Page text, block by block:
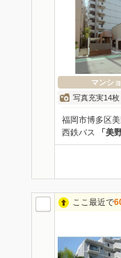
マンシ
写真充実14枚
福岡市博多区
西鉄バス 「美
ここ最近で